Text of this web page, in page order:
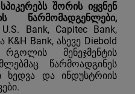
შორის იყვნენ
წარმომადგენლები,
U.S. Bank, Capitec Bank,
K&H Bank, ასევე Diebold
მენეჯმენტის
წარმოადგინეს
ხედვა და ინდუსტრიის